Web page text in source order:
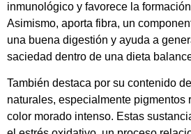
inmunológico y favorece la
Asimismo, aporta fibra, un
una buena digestión y ayuda a
saciedad dentro de una dieta
También destaca por su contenido
naturales, especialmente pigmentos
color morado intenso. Estas